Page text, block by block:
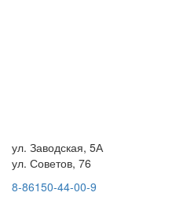
ул. Заводская, 5А
ул. Советов, 76
8-86150-44-00-9